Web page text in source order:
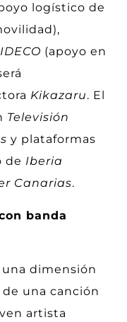
logístico de
IDECO (apoyo en
Kikazaru. El
Televisión
y plataformas
de Iberia
Canarias.
banda
dimensión
una canción
artista